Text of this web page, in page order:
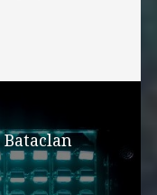
Bataclan